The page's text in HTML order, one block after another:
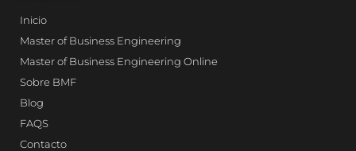
Inicio
Master of Business Engineering
Master of Business Engineering Online
Sobre BMF
Blog
FAQS
Contacto